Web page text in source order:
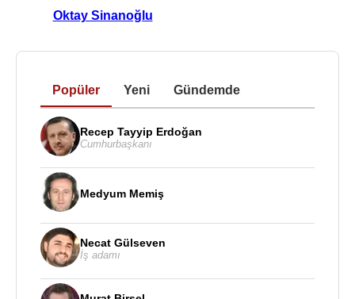
Oktay Sinanoğlu
Popüler Yeni Gündemde
Recep Tayyip Erdoğan
Cumhurbaşkanı
Medyum Memiş
Necat Gülseven
İş adamı